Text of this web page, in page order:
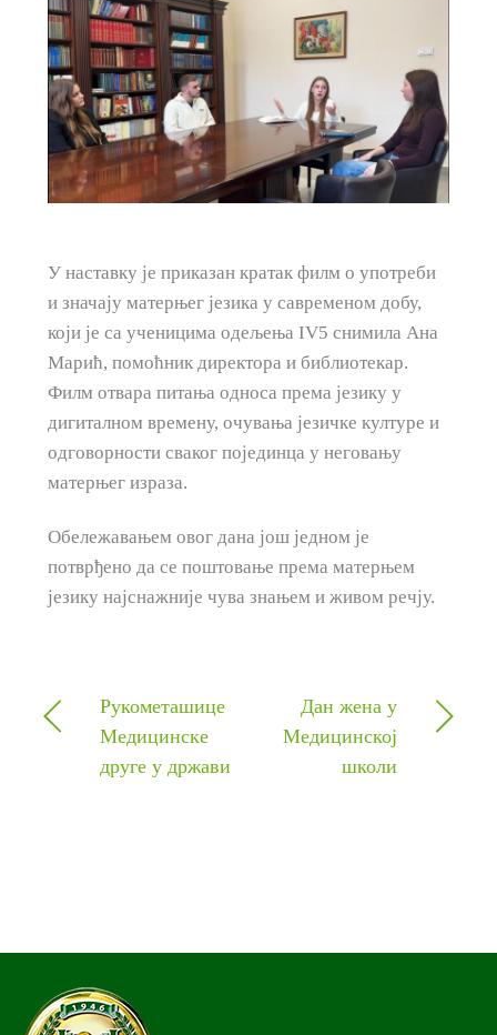
У наставку је приказан кратак филм о употреби
и значају матерњег језика у савременом добу,
који је са ученицима одељења IV5 снимила Ана
Марић, помоћник директора и библиотекар.
Филм отвара питања односа према језику у
дигиталном времену, очувања језичке културе и
одговорности сваког појединца у неговању
матерњег израза.
Обележавањем овог дана још једном је
потврђено да се поштовање према матерњем
језику најснажније чува знањем и живом речју.
Рукометашице
Медицинске
друге у држави
Дан жена у
Медицинској
школи